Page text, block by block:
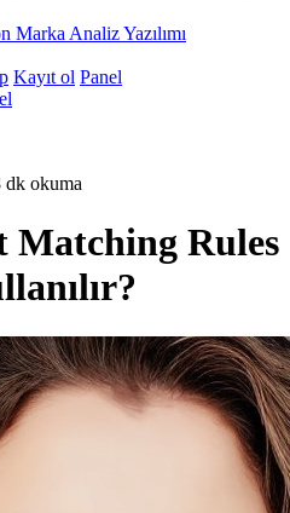
Marka Analiz Yazılımı
Kayıt ol Panel
dk okuma
Matching Rules